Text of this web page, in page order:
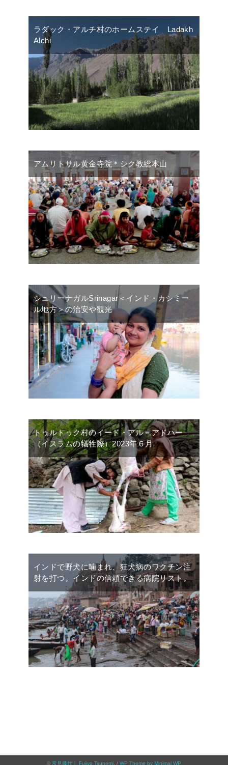
ラダック・アルチ村のホームステイ Ladakh
Alchi
アムリトサル黄金寺院＊シク教総本山
シュリーナガルSrinagar＜インド・カシミー
ル地方＞の治安や観光
トゥルトゥク村のイード・アル＝アドハー
（イスラムの犠牲際）2023年６月
インドで野犬に噛まれ、狂犬病のワクチン注
射を打つ。インドの信頼できる病院リスト。
© 常見藤代｜ Fujiyo Tsunemi . / WP Theme by Minimal WP